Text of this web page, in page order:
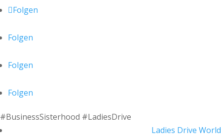
Folgen
Folgen
Folgen
Folgen
#BusinessSisterhood #LadiesDrive
Ladies Drive World